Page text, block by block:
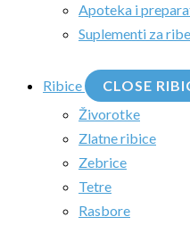
Apoteka i
Suplementi za ribe
Ribice CLOSE
Živorotke
Zlatne ribice
Zebrice
Tetre
Rasbore